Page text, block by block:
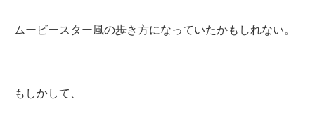
ムービースター風の歩き方になっていたかもしれない。
もしかして、